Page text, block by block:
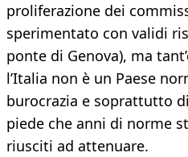
proliferazione dei
sperimentato con validi
ponte di Genova), ma
l’Italia non è un Paese
burocrazia e soprattutto
piede che anni di norme
riusciti ad attenuare.